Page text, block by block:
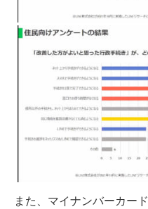
また、マイナンバーカー